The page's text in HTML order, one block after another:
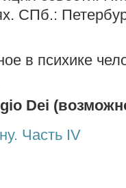
СПб.:
в психике
Dei
Часть IV